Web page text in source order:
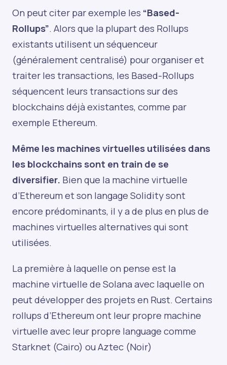
On peut citer par exemple les “Based-
Rollups”. Alors que la plupart des Rollups
existants utilisent un séquenceur
(généralement centralisé) pour organiser et
traiter les transactions, les Based-Rollups
séquencent leurs transactions sur des
blockchains déjà existantes, comme par
exemple Ethereum.
Même les machines virtuelles utilisées dans
les blockchains sont en train de se
diversifier. Bien que la machine virtuelle
d’Ethereum et son langage Solidity sont
encore prédominants, il y a de plus en plus de
machines virtuelles alternatives qui sont
utilisées.
La première à laquelle on pense est la
machine virtuelle de Solana avec laquelle on
peut développer des projets en Rust. Certains
rollups d’Ethereum ont leur propre machine
virtuelle avec leur propre language comme
Starknet (Cairo) ou Aztec (Noir)